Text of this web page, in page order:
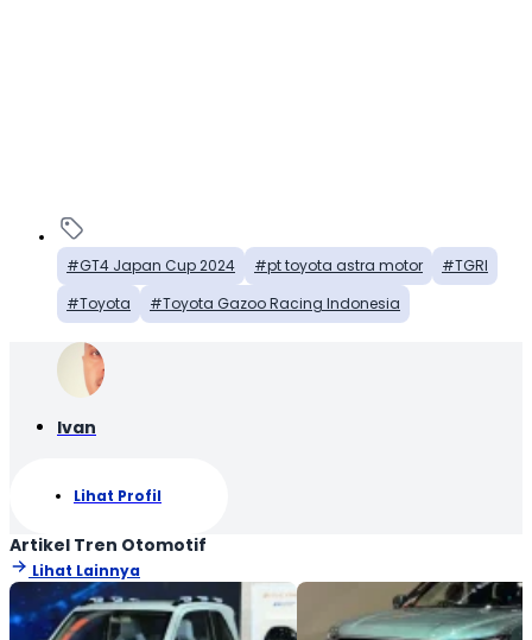
GT4 Japan Cup 2024 pt toyota astra motor
TGRI
Toyota
Toyota Gazoo Racing Indonesia
Ivan
Lihat Profil
Artikel Tren Otomotif
Lihat Lainnya